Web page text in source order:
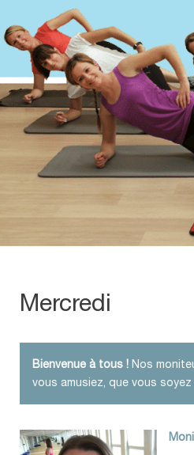
Mercredi
Bienvenue à tous !Nos
vous amusiez, que vous